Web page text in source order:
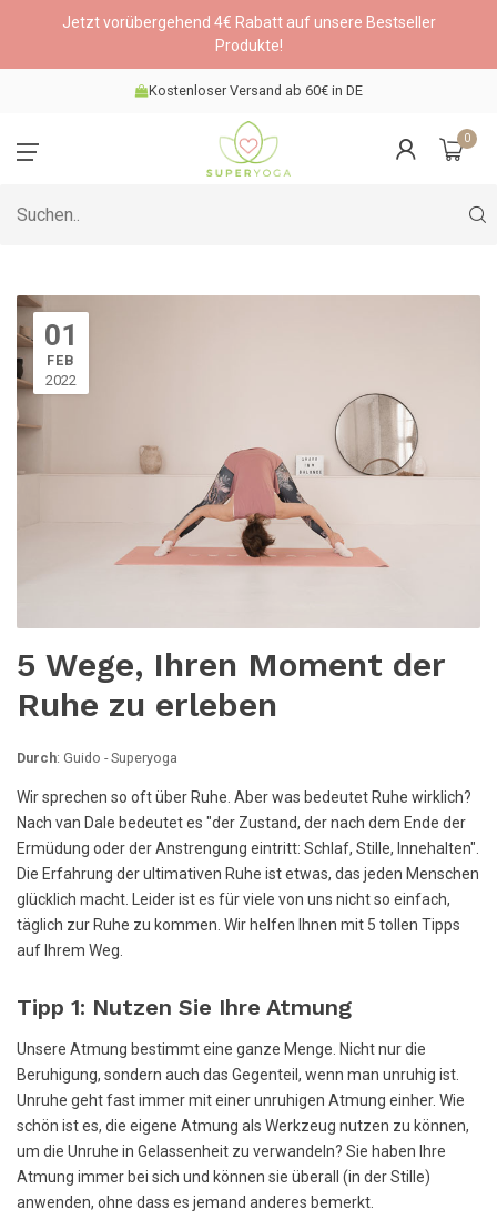
Jetzt vorübergehend 4€ Rabatt auf unsere Bestseller
Produkte!
Kostenloser Versand ab 60€ in DE
0
01
FEB
2022
5 Wege, Ihren Moment der
Ruhe zu erleben
Durch: Guido - Superyoga
Wir sprechen so oft über Ruhe. Aber was bedeutet Ruhe wirklich?
Nach van Dale bedeutet es "der Zustand, der nach dem Ende der
Ermüdung oder der Anstrengung eintritt: Schlaf, Stille, Innehalten".
Die Erfahrung der ultimativen Ruhe ist etwas, das jeden Menschen
glücklich macht. Leider ist es für viele von uns nicht so einfach,
täglich zur Ruhe zu kommen. Wir helfen Ihnen mit 5 tollen Tipps
auf Ihrem Weg.
Tipp 1: Nutzen Sie Ihre Atmung
Unsere Atmung bestimmt eine ganze Menge. Nicht nur die
Beruhigung, sondern auch das Gegenteil, wenn man unruhig ist.
Unruhe geht fast immer mit einer unruhigen Atmung einher. Wie
schön ist es, die eigene Atmung als Werkzeug nutzen zu können,
um die Unruhe in Gelassenheit zu verwandeln? Sie haben Ihre
Atmung immer bei sich und können sie überall (in der Stille)
anwenden, ohne dass es jemand anderes bemerkt.